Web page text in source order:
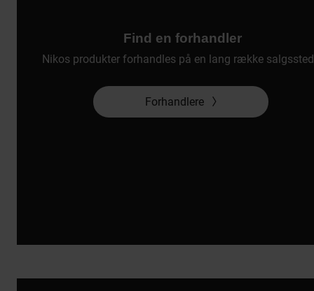
Find en forhandler
Nikos produkter forhandles på en lang række
Forhandlere